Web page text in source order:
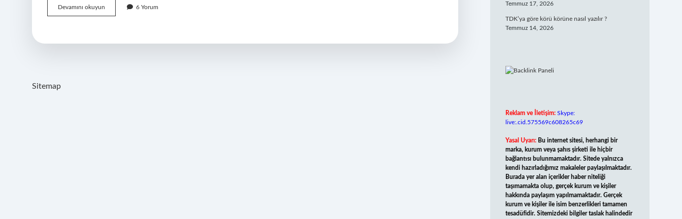
Devamını okuyun
Istediği
Yapabilir
6 Yorum
Sitemap
Temmuz 17, 2026
TDK’ya göre körü körüne nasıl yazılır ?
Temmuz 14, 2026
Reklam ve İletişim: Skype:
live:.cid.575569c608265c69
Yasal Uyarı: Bu internet sitesi, herhangi bir
marka, kurum veya şahıs şirketi ile hiçbir
bağlantısı bulunmamaktadır. Sitede yalnızca
kendi hazırladığımız makaleler paylaşılmaktadır.
Burada yer alan içerikler haber niteliği
taşımamakta olup, gerçek kurum ve kişiler
hakkında paylaşım yapılmamaktadır. Gerçek
kurum ve kişiler ile isim benzerlikleri tamamen
tesadüfidir. Sitemizdeki bilgiler taslak halindedir